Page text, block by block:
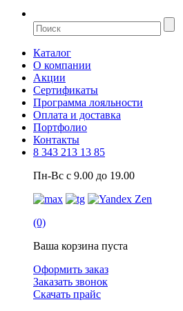
Каталог
О компании
Акции
Сертификаты
Программа лояльности
Оплата и доставка
Портфолио
Контакты
8 343 213 13 85
Пн-Вс с 9.00 до 19.00
(0)
Ваша корзина пуста
Оформить заказ
Заказать звонок
Скачать прайс